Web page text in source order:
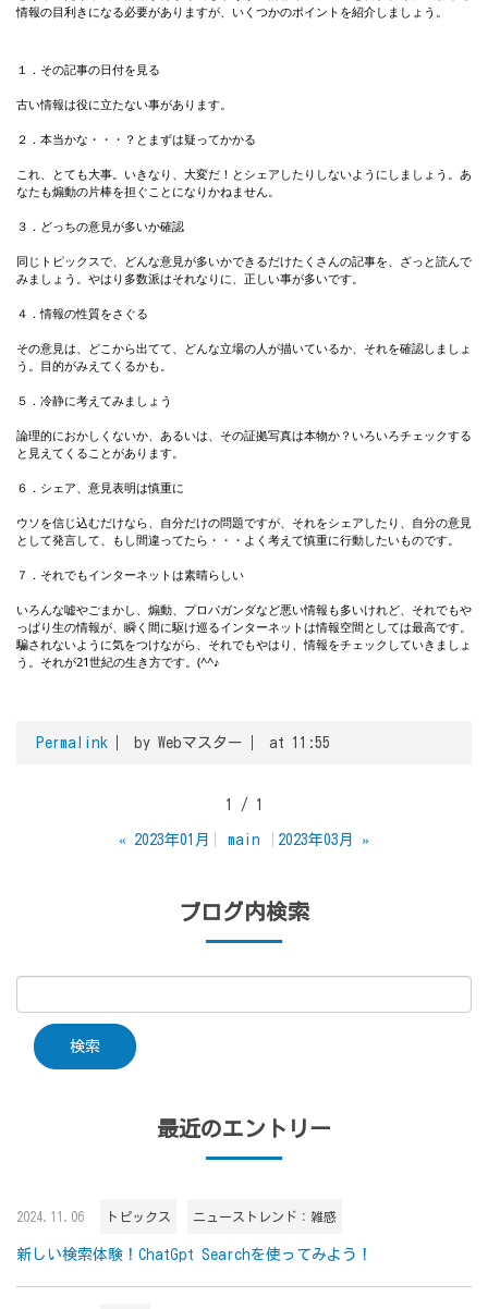
情報の目利きになる必要がありますが、いくつかのポイントを紹介しましょう。
１．その記事の日付を見る
古い情報は役に立たない事があります。
２．本当かな・・・？とまずは疑ってかかる
これ、とても大事。いきなり、大変だ！とシェアしたりしないようにしましょう。あ
なたも煽動の片棒を担ぐことになりかねません。
３．どっちの意見が多いか確認
同じトピックスで、どんな意見が多いかできるだけたくさんの記事を、ざっと読んで
みましょう。やはり多数派はそれなりに、正しい事が多いです。
４．情報の性質をさぐる
その意見は、どこから出てて、どんな立場の人が描いているか、それを確認しましょ
う。目的がみえてくるかも。
５．冷静に考えてみましょう
論理的におかしくないか、あるいは、その証拠写真は本物か？いろいろチェックする
と見えてくることがあります。
６．シェア、意見表明は慎重に
ウソを信じ込むだけなら、自分だけの問題ですが、それをシェアしたり、自分の意見
として発言して、もし間違ってたら・・・よく考えて慎重に行動したいものです。
７．それでもインターネットは素晴らしい
いろんな嘘やごまかし、煽動、プロパガンダなど悪い情報も多いけれど、それでもや
っぱり生の情報が、瞬く間に駆け巡るインターネットは情報空間としては最高です。
騙されないように気をつけながら、それでもやはり、情報をチェックしていきましょ
う。それが21世紀の生き方です。(^^♪
Permalink by Webマスター at 11:55
1 / 1
« 2023年01月 main 2023年03月 »
ブログ内検索
最近のエントリー
2024.11.06 トピックス ニューストレンド：雑感
新しい検索体験！ChatGpt Searchを使ってみよう！